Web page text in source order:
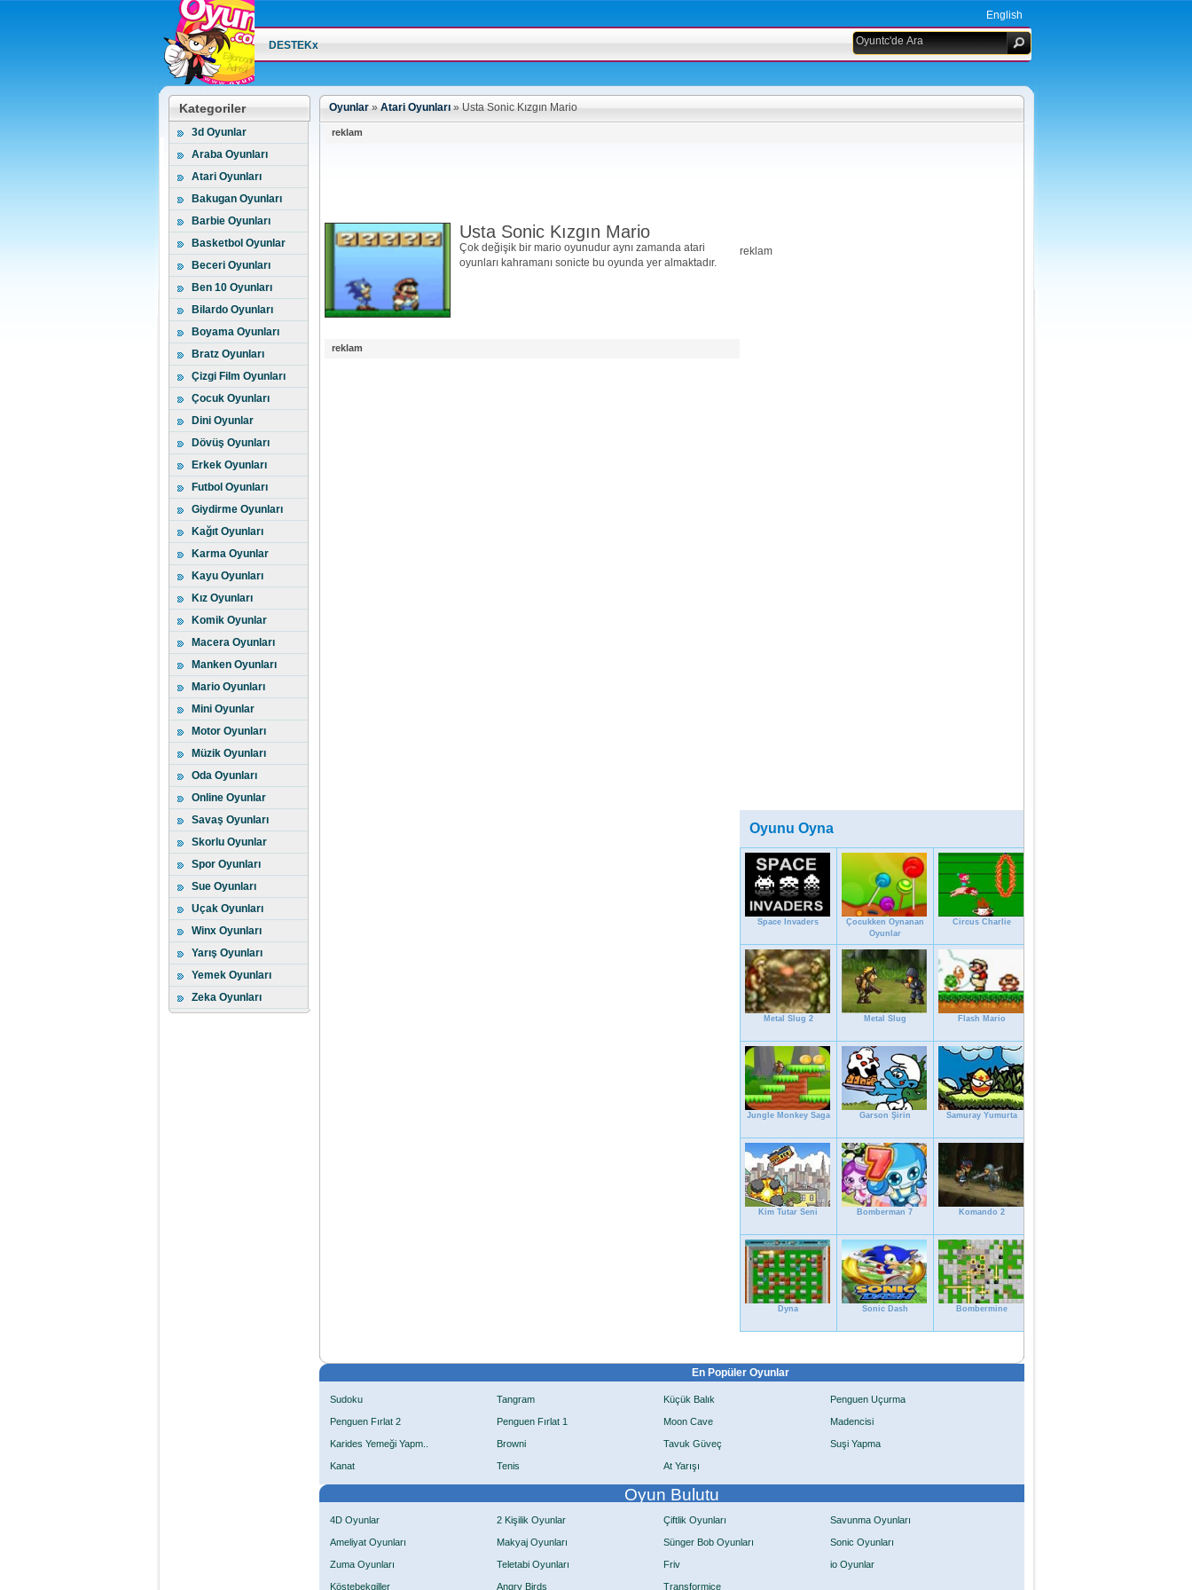
English
DESTEKx
Kategoriler
3d Oyunlar
Araba Oyunları
Atari Oyunları
Bakugan Oyunları
Barbie Oyunları
Basketbol Oyunlar
Beceri Oyunları
Ben 10 Oyunları
Bilardo Oyunları
Boyama Oyunları
Bratz Oyunları
Çizgi Film Oyunları
Çocuk Oyunları
Dini Oyunlar
Dövüş Oyunları
Erkek Oyunları
Futbol Oyunları
Giydirme Oyunları
Kağıt Oyunları
Karma Oyunlar
Kayu Oyunları
Kız Oyunları
Komik Oyunlar
Macera Oyunları
Manken Oyunları
Mario Oyunları
Mini Oyunlar
Motor Oyunları
Müzik Oyunları
Oda Oyunları
Online Oyunlar
Savaş Oyunları
Skorlu Oyunlar
Spor Oyunları
Sue Oyunları
Uçak Oyunları
Winx Oyunları
Yarış Oyunları
Yemek Oyunları
Zeka Oyunları
Oyunlar » Atari Oyunları »Usta Sonic Kızgın Mario
reklam
Usta Sonic Kızgın Mario
Çok değişik bir mario oyunudur aynı zamanda atari
oyunları kahramanı sonicte bu oyunda yer almaktadır.
reklam
reklam
Oyunu Oyna
Space Invaders
Çocukken Oynanan
Oyunlar
Circus Charlie
Metal Slug 2 Metal Slug Flash Mario
Jungle Monkey Saga Garson Şirin Samuray Yumurta
Kim Tutar Seni Bomberman 7 Komando 2
Dyna Sonic Dash Bombermine
En Popüler Oyunlar
Sudoku Tangram Küçük Balık Penguen Uçurma
Penguen Fırlat 2 Penguen Fırlat 1 Moon Cave Madencisi
Karides Yemeği Yapm.. Browni Tavuk Güveç Suşi Yapma
Kanat Tenis At Yarışı
Oyun Bulutu
4D Oyunlar 2 Kişilik Oyunlar Çiftlik Oyunları Savunma Oyunları
Ameliyat Oyunları Makyaj Oyunları Sünger Bob Oyunları Sonic Oyunları
Zuma Oyunları Teletabi Oyunları Friv io Oyunlar
Köstebekgiller Angry Birds Transformice